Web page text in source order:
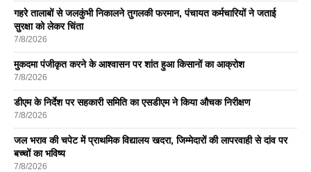
गहरे तालाबों से जलकुंभी निकालने तुगलकी फरमान, पंचायत कर्मचारियों ने जताई
सुरक्षा को लेकर चिंता
7/8/2026
मुकदमा पंजीकृत करने के आश्वासन पर शांत हुआ किसानों का आक्रोश
7/8/2026
डीएम के निर्देश पर सहकारी समिति का एसडीएम ने किया औचक निरीक्षण
7/8/2026
जल भराव की चपेट में प्राथमिक विद्यालय खदरा, जिम्मेदारों की लापरवाही से दांव पर
बच्चों का भविष्य
7/8/2026